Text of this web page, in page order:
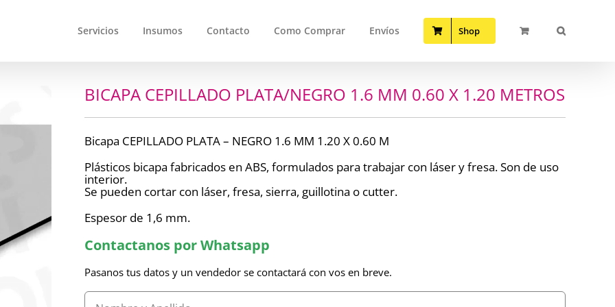
Servicios Insumos Contacto Como Comprar Envíos Shop
BICAPA CEPILLADO PLATA/NEGRO 1.6 MM 0.60 X 1.20 METROS
Bicapa CEPILLADO PLATA – NEGRO 1.6 MM 1.20 X 0.60 M
Plásticos bicapa fabricados en ABS, formulados para trabajar con láser y fresa. Son de uso
interior.
Se pueden cortar con láser, fresa, sierra, guillotina o cutter.
Espesor de 1,6 mm.
Contactanos por Whatsapp
Pasanos tus datos y un vendedor se contactará con vos en breve.